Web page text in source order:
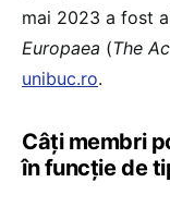
mai 2023 a fost
Europaea (The
unibuc.ro.
Câți membri
în funcție de